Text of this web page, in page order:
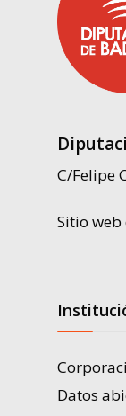
C/Felipe
Sitio
Datos